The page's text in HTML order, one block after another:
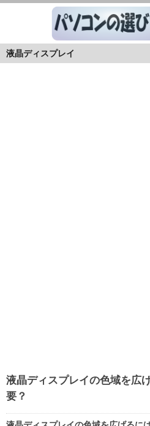
液晶ディスプレイ
液晶ディスプレイの色域を広
要？